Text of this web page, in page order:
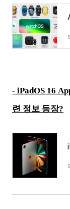
- iPadOS 16
련 정보 등장?